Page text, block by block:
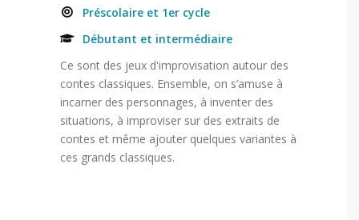
Préscolaire et 1er cycle
Débutant et intermédiaire
Ce sont des jeux d'improvisation autour des
contes classiques. Ensemble, on s’amuse à
incarner des personnages, à inventer des
situations, à improviser sur des extraits de
contes et même ajouter quelques variantes à
ces grands classiques.